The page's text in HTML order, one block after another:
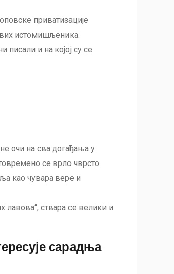
приватизације
истомишљеника.
писали и на којој су се
очи на сва догађања у
се врло чврсто
као чувара вере и
лавова“, ствара се велики и
сарадња